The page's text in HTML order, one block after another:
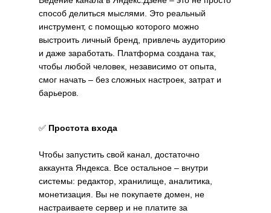
способ делиться мыслями. Это реальный
инструмент, с помощью которого можно
выстроить личный бренд, привлечь аудиторию
и даже заработать. Платформа создана так,
чтобы любой человек, независимо от опыта,
смог начать – без сложных настроек, затрат и
барьеров.
✅ Простота входа
Чтобы запустить свой канал, достаточно
аккаунта Яндекса. Все остальное – внутри
системы: редактор, хранилище, аналитика,
монетизация. Вы не покупаете домен, не
настраиваете сервер и не платите за